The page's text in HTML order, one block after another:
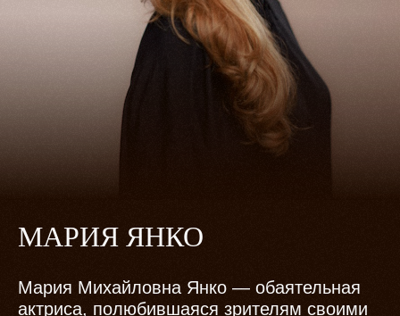
МАРИЯ ЯНКО
Мария Михайловна Янко — обаятельная
актриса, полюбившаяся зрителям своими